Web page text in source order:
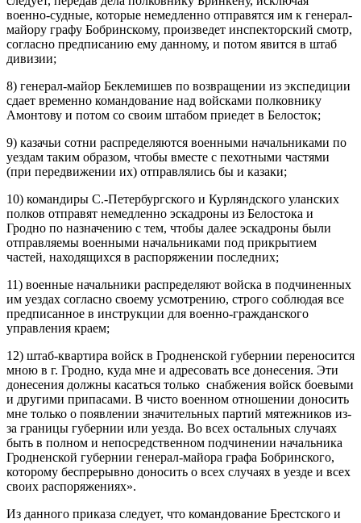
военно-судные, которые немедленно отправятся им к генерал-
майору графу Бобринскому, произведет инспекторский смотр,
согласно предписанию ему данному, и потом явится в штаб
дивизии;
8) генерал-майор Беклемишев по возвращении из экспедиции
сдает временно командование над войсками полковнику
Амонтову и потом со своим штабом приедет в Белосток;
9) казачьи сотни распределяются военными начальниками по
уездам таким образом, чтобы вместе с пехотными частями
(при передвижении их) отправлялись бы и казаки;
10) командиры С.-Петербургского и Курляндского уланских
полков отправят немедленно эскадроны из Белостока и
Гродно по назначению с тем, чтобы далее эскадроны были
отправляемы военными начальниками под прикрытием
частей, находящихся в распоряжении последних;
11) военные начальники распределяют войска в подчиненных
им уездах согласно своему усмотрению, строго соблюдая все
предписанное в инструкции для военно-гражданского
управления краем;
12) штаб-квартира войск в Гродненской губернии переносится
мною в г. Гродно, куда мне и адресовать все донесения. Эти
донесения должны касаться только снабжения войск боевыми
и другими припасами. В чисто военном отношении доносить
мне только о появлении значительных партий мятежников из-
за границы губернии или уезда. Во всех остальных случаях
быть в полном и непосредственном подчинении начальника
Гродненской губернии генерал-майора графа Бобринского,
которому беспрерывно доносить о всех случаях в уезде и всех
своих распоряжениях».
Из данного приказа следует, что командование Брестского и